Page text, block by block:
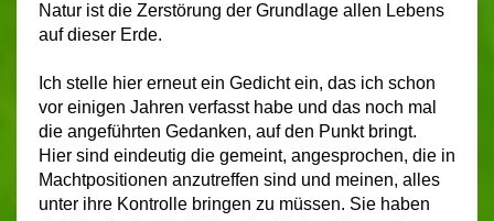
Natur ist die Zerstörung der Grundlage allen Lebens
auf dieser Erde.
Ich stelle hier erneut ein Gedicht ein, das ich schon
vor einigen Jahren verfasst habe und das noch mal
die angeführten Gedanken, auf den Punkt bringt.
Hier sind eindeutig die gemeint, angesprochen, die in
Machtpositionen anzutreffen sind und meinen, alles
unter ihre Kontrolle bringen zu müssen. Sie haben